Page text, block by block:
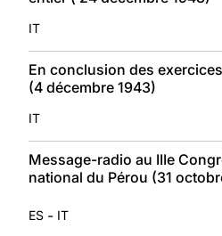
IT
En conclusion des
(4 décembre 1943)
IT
Message-radio au IIIe
national du Pérou (31
ES - IT